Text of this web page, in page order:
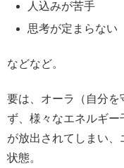
人込みが苦手
思考が定まらない
などなど。
要は、オーラ（自分
ず、様々なエネルギ
が放出されてしまい
状態。